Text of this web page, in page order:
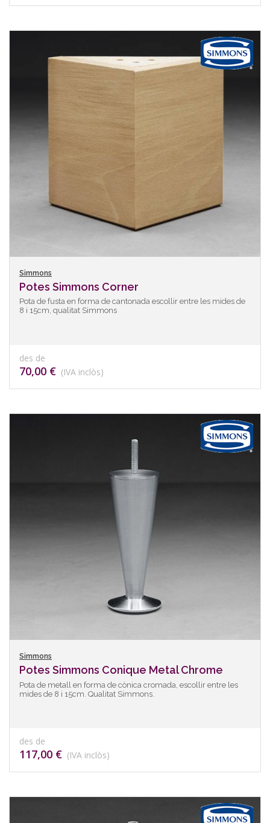
Simmons
Potes Simmons Corner
Pota de fusta en forma de cantonada escollir entre les mides de
8 i 15cm, qualitat Simmons
des de
70,00 € (IVA inclòs)
Simmons
Potes Simmons Conique Metal Chrome
Pota de metall en forma de cònica cromada, escollir entre les
mides de 8 i 15cm. Qualitat Simmons.
des de
117,00 € (IVA inclòs)